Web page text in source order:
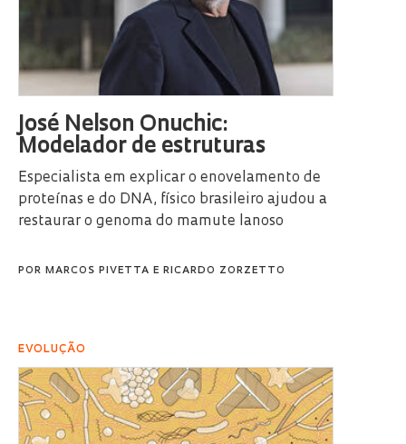
José Nelson Onuchic:
Modelador de estruturas
Especialista em explicar o enovelamento de
proteínas e do DNA, físico brasileiro ajudou a
restaurar o genoma do mamute lanoso
POR MARCOS PIVETTA E RICARDO ZORZETTO
EVOLUÇÃO